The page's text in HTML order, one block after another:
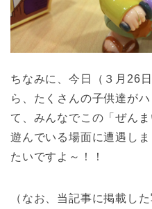
ちなみに、今日（３月26
ら、たくさんの子供達が
て、みんなでこの「ぜん
遊んでいる場面に遭遇し
たいですよ～！！
（なお、当記事に掲載し